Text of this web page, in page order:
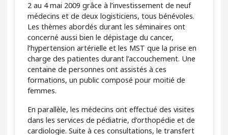
2 au 4 mai 2009 grâce à l’investissement de neuf
médecins et de deux logisticiens, tous bénévoles.
Les thèmes abordés durant les séminaires ont
concerné aussi bien le dépistage du cancer,
l’hypertension artérielle et les MST que la prise en
charge des patientes durant l’accouchement. Une
centaine de personnes ont assistés à ces
formations, un public composé pour moitié de
femmes.
En parallèle, les médecins ont effectué des visites
dans les services de pédiatrie, d’orthopédie et de
cardiologie. Suite à ces consultations, le transfert